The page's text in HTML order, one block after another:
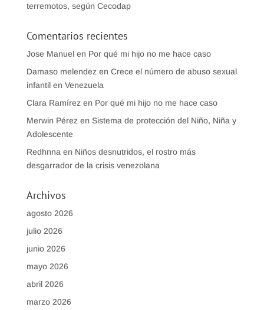
terremotos, según Cecodap
Comentarios recientes
Jose Manuelen Por qué mi hijo no me hace caso
Damaso melendez en Crece el número de abuso sexual
infantil en Venezuela
Clara Ramírez en Por qué mi hijo no me hace caso
Merwin Pérez en Sistema de protección del Niño, Niña y
Adolescente
Redhnna en Niños desnutridos, el rostro más
desgarrador de la crisis venezolana
Archivos
agosto 2026
julio 2026
junio 2026
mayo 2026
abril 2026
marzo 2026